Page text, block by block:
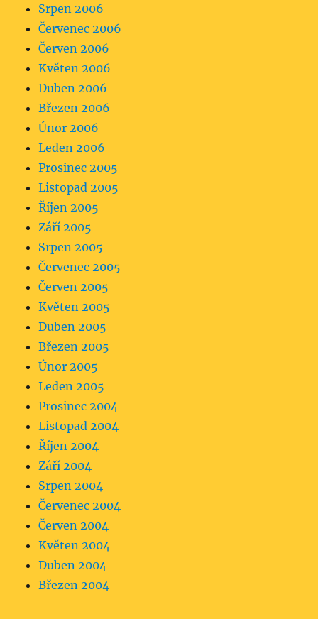
Srpen 2006
Červenec 2006
Červen 2006
Květen 2006
Duben 2006
Březen 2006
Únor 2006
Leden 2006
Prosinec 2005
Listopad 2005
Říjen 2005
Září 2005
Srpen 2005
Červenec 2005
Červen 2005
Květen 2005
Duben 2005
Březen 2005
Únor 2005
Leden 2005
Prosinec 2004
Listopad 2004
Říjen 2004
Září 2004
Srpen 2004
Červenec 2004
Červen 2004
Květen 2004
Duben 2004
Březen 2004